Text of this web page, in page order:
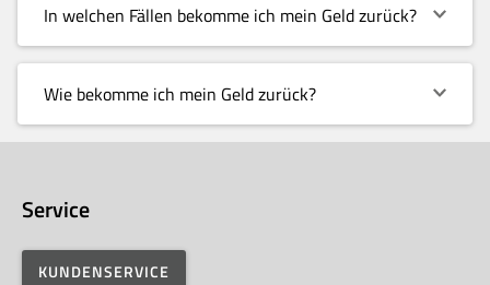
In welchen Fällen bekomme ich mein Geld zurück?
Wie bekomme ich mein Geld zurück?
Service
KUNDENSERVICE